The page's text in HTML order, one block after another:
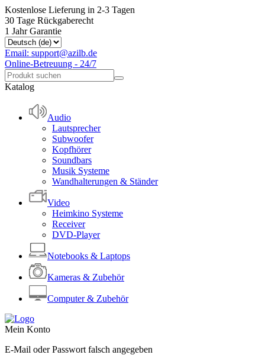
Kostenlose Lieferung in 2-3 Tagen
30 Tage Rückgaberecht
1 Jahr Garantie
Email: support@azilb.de
Online-Betreuung - 24/7
Katalog
Audio
Lautsprecher
Subwoofer
Kopfhörer
Soundbars
Musik Systeme
Wandhalterungen & Ständer
Video
Heimkino Systeme
Receiver
DVD-Player
Notebooks & Laptops
Kameras & Zubehör
Computer & Zubehör
Mein Konto
E-Mail oder Passwort falsch angegeben